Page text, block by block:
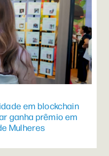
em blockchain
ganha prêmio em
Mulheres